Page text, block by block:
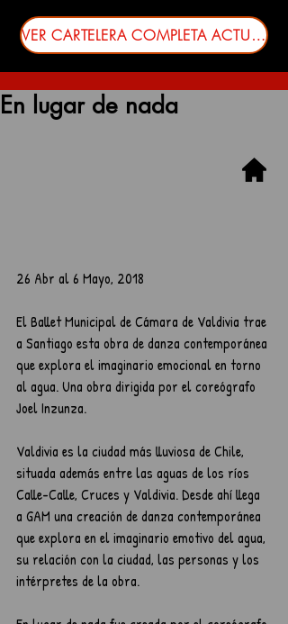
VER CARTELERA COMPLETA ACTUALIZADA
En lugar de nada
26 Abr al 6 Mayo, 2018
El Ballet Municipal de Cámara de Valdivia trae
a Santiago esta obra de danza contemporánea
que explora el imaginario emocional en torno
al agua. Una obra dirigida por el coreógrafo
Joel Inzunza.
Valdivia es la ciudad más lluviosa de Chile,
situada además entre las aguas de los ríos
Calle-Calle, Cruces y Valdivia. Desde ahí llega
a GAM una creación de danza contemporánea
que explora en el imaginario emotivo del agua,
su relación con la ciudad, las personas y los
intérpretes de la obra.